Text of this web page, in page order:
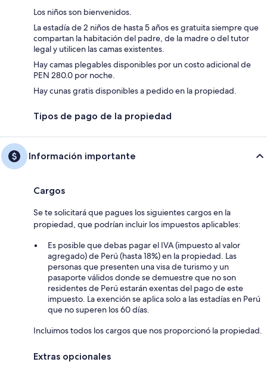
Los niños son bienvenidos.
La estadía de 2 niños de hasta 5 años es gratuita siempre que
compartan la habitación del padre, de la madre o del tutor
legal y utilicen las camas existentes.
Hay camas plegables disponibles por un costo adicional de
PEN 280.0 por noche.
Hay cunas gratis disponibles a pedido en la propiedad.
Tipos de pago de la propiedad
Información importante
Cargos
Se te solicitará que pagues los siguientes cargos en la
propiedad, que podrían incluir los impuestos aplicables:
Es posible que debas pagar el IVA (impuesto al valor
agregado) de Perú (hasta 18%) en la propiedad. Las
personas que presenten una visa de turismo y un
pasaporte válidos donde se demuestre que no son
residentes de Perú estarán exentas del pago de este
impuesto. La exención se aplica solo a las estadías en Perú
que no superen los 60 días.
Incluimos todos los cargos que nos proporcionó la propiedad.
Extras opcionales